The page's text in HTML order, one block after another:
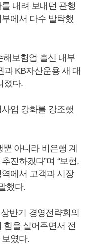
내려 보내던 관행
에서 다수 발탁했
해보험업 출신 내부
과 KB자산운용 새 대
졌다.
업 강화를 강조했
뿐 아니라 비은행 계
진하겠다”며 “보험,
에서 고객과 시장
했다.
반기 경영전략회의
힘을 실어주면서 전
였다.